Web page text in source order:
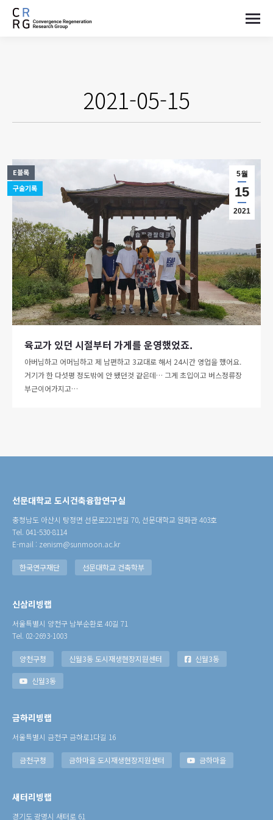
2021-05-15
5월
15
2021
E블록
구술기록
육교가 있던 시절부터 가게를 운영했었죠.
아버님하고 어머님하고 제 남편하고 3교대로 해서 24시간 영업을 했어요.
거기가 한 다섯평 정도밖에 안 됐던것 같은데… 그게 초입이고 버스정류장
부근이어가지고…
선문대학교 도시건축융합연구실
충청남도 아산시 탕정면 선문로221번길 70, 선문대학교 원화관 403호
Tel. 041-530-8114
E-mail : zenism@sunmoon.ac.kr
한국연구재단 선문대학교 건축학부
신삼리빙랩
서울특별시 양천구 남부순환로 40길 71
Tel. 02-2693-1003
양천구청 신월3동 도시재생현장지원센터 신월3동
신월3동
금하리빙랩
서울특별시 금천구 금하로1다길 16
금천구청 금하마을 도시재생현장지원센터 금하마을
새터리빙랩
경기도 광명시 새터로 61